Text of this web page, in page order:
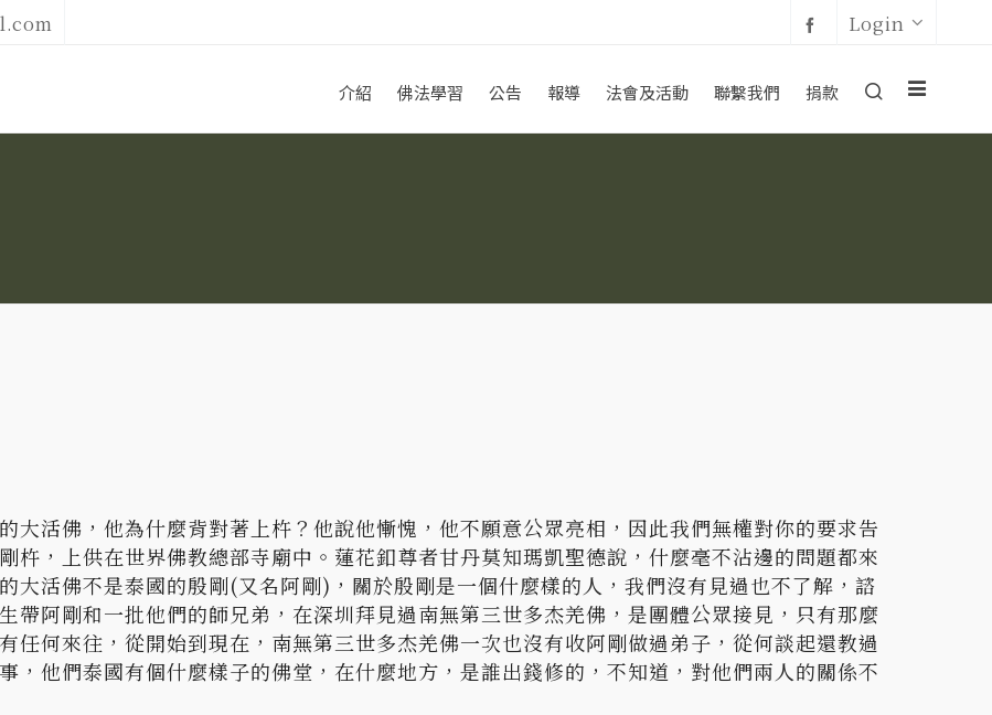
Login
介紹 佛法學習 公告 報導 法會及活動 聯繫我們 捐款
大活佛，他為什麼背對著上杵？他說他慚愧，他不願意公眾亮相，因此我們無權對你的要求告
杵，上供在世界佛教總部寺廟中。蓮花釦尊者甘丹莫知瑪凱聖德說，什麼毫不沾邊的問題都來
大活佛不是泰國的殷剛(又名阿剛)，關於殷剛是一個什麼樣的人，我們沒有見過也不了解，諮
帶阿剛和一批他們的師兄弟，在深圳拜見過南無第三世多杰羌佛，是團體公眾接見，只有那麼
任何來往，從開始到現在，南無第三世多杰羌佛一次也沒有收阿剛做過弟子，從何談起還教過
，他們泰國有個什麼樣子的佛堂，在什麼地方，是誰出錢修的，不知道，對他們兩人的關係不